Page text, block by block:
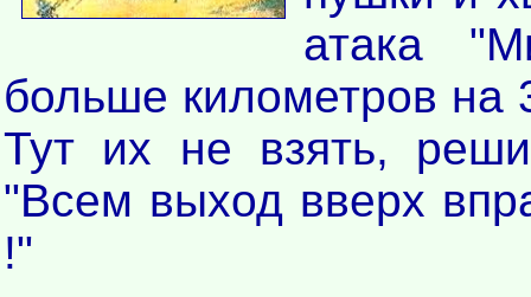
атака
больше километров на
Тут их не взять,
"Всем выход вверх
!"